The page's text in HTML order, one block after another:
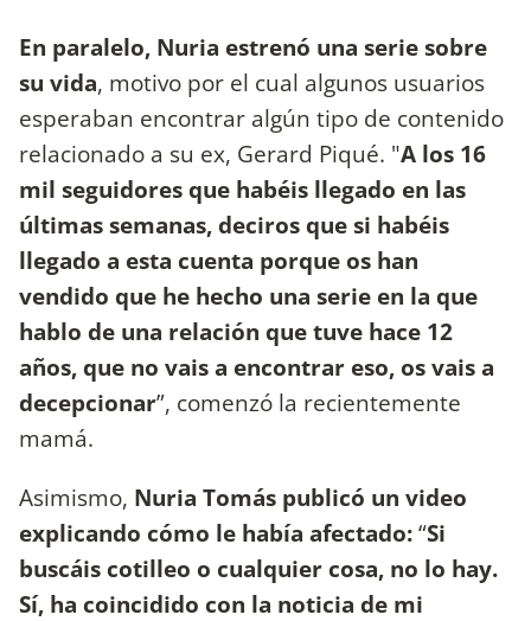
En paralelo, Nuria estrenó una serie sobre
su vida, motivo por el cual algunos usuarios
esperaban encontrar algún tipo de contenido
relacionado a su ex, Gerard Piqué. "A los 16
mil seguidores que habéis llegado en las
últimas semanas, deciros que si habéis
llegado a esta cuenta porque os han
vendido que he hecho una serie en la que
hablo de una relación que tuve hace 12
años, que no vais a encontrar eso, os vais a
decepcionar”, comenzó la recientemente
mamá.
Asimismo, Nuria Tomás publicó un video
explicando cómo le había afectado:“Si
buscáis cotilleo o cualquier cosa, no lo hay.
Sí, ha coincidido con la noticia de mi